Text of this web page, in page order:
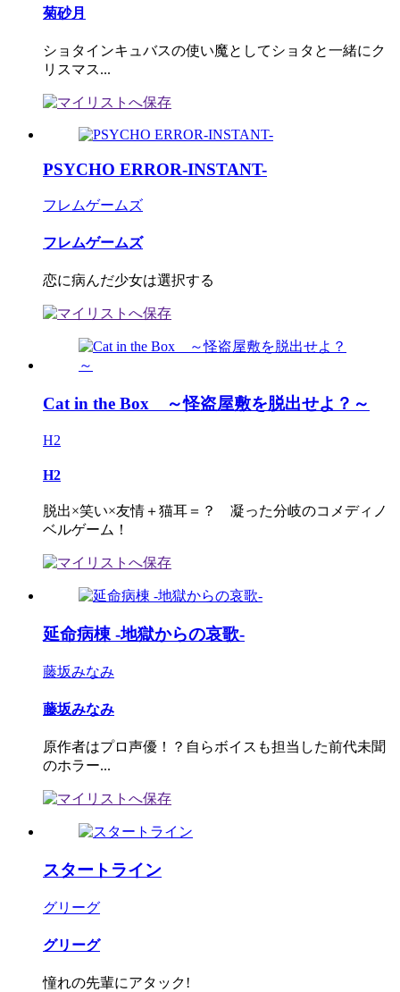
菊砂月
ショタインキュバスの使い魔としてショタと一緒にク
リスマス...
PSYCHO ERROR-INSTANT-
フレムゲームズ
フレムゲームズ
恋に病んだ少女は選択する
Cat in the Box ～怪盗屋敷を脱出せよ？～
H2
H2
脱出×笑い×友情＋猫耳＝？ 凝った分岐のコメディノ
ベルゲーム！
延命病棟 -地獄からの哀歌-
藤坂みなみ
藤坂みなみ
原作者はプロ声優！？自らボイスも担当した前代未聞
のホラー...
スタートライン
グリーグ
グリーグ
憧れの先輩にアタック!